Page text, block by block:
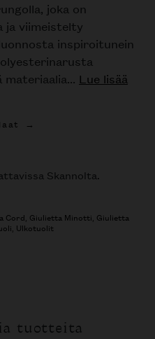
joka on
ja viimeistelty
inspiroitunein
Lue lisää
Skannolta.
Cord, Giulietta Minotti, Giulietta
, Ulkotuolit
tuotteita